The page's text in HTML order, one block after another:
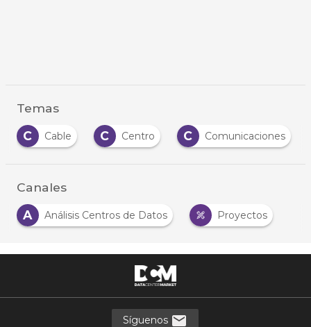
Temas
C
Centro C Comunicaciones C
Canales
A
Análisis Centros de Datos Proyectos
Síguenos